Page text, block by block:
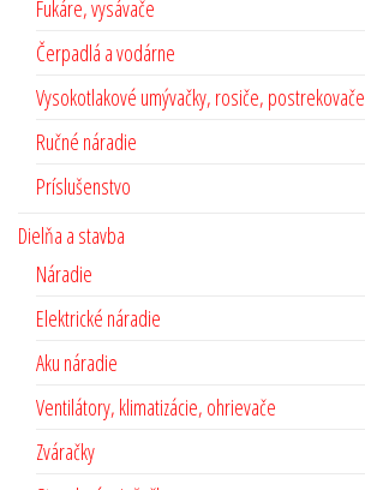
Fukáre, vysávače
Čerpadlá a vodárne
Vysokotlakové umývačky, rosiče, postrekovače
Ručné náradie
Príslušenstvo
Dielňa a stavba
Náradie
Elektrické náradie
Aku náradie
Ventilátory, klimatizácie, ohrievače
Zváračky